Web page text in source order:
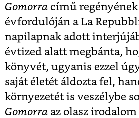
Gomorra című
évfordulóján a La
napilapnak adott
évtized alatt megbánta,
könyvét, ugyanis ezzel
saját életét áldozta fel,
környezetét is veszélybe
Gomorra az olasz